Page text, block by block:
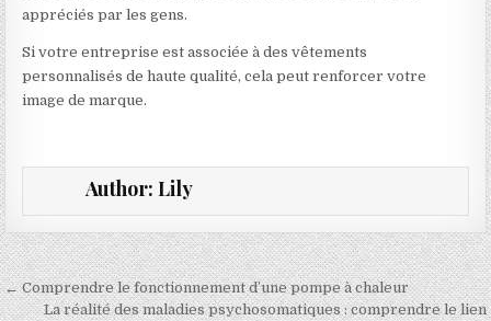
appréciés par les gens.
Si votre entreprise est associée à des vêtements
personnalisés de haute qualité, cela peut renforcer votre
image de marque.
Author: Lily
Navigation de l’article
← Comprendre le fonctionnement d’une pompe à chaleur
La réalité des maladies psychosomatiques : comprendre le lien